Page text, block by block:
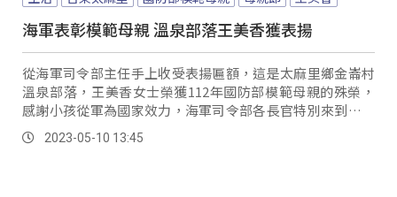
海軍表彰模範母親 溫泉部落王美香獲表揚
從海軍司令部主任手上收受表揚匾額，這是太麻里鄉金崙村
溫泉部落，王美香女士榮獲112年國防部模範母親的殊榮，
感謝小孩從軍為國家效力，海軍司令部各長官特別來到家中
致贈禮品，表彰母親的辛勞。
2023-05-10 13:45